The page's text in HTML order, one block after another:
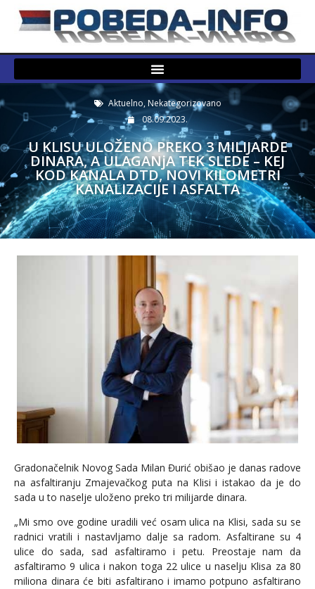
Aktuelno,Nekategorizovano
08.09.2023.
U KLISU ULOŽENO PREKO 3 MILIJARDE
DINARA, A ULAGANjA TEK SLEDE – KEJ
KOD KANALA DTD, NOVI KILOMETRI
KANALIZACIJE I ASFALTA
Gradonačelnik Novog Sada Milan Đurić obišao je danas radove
na asfaltiranju Zmajevačkog puta na Klisi i istakao da je do
sada u to naselje uloženo preko tri milijarde dinara.
„Mi smo ove godine uradili već osam ulica na Klisi, sada su se
radnici vratili i nastavljamo dalje sa radom. Asfaltirane su 4
ulice do sada, sad asfaltiramo i petu. Preostaje nam da
asfaltiramo 9 ulica i nakon toga 22 ulice u naselju Klisa za 80
miliona dinara će biti asfaltirano i imamo potpuno asfaltirano